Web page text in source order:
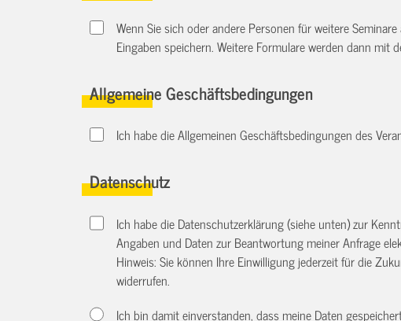
Wenn Sie sich oder andere Personen für weitere
Eingaben speichern. Weitere Formulare werden dann mit
Allgemeine Geschäftsbedingungen
Ich habe die Allgemeinen Geschäftsbedingungen des
Datenschutz
Ich habe die Datenschutzerklärung (siehe unten) zur
Angaben und Daten zur Beantwortung meiner Anfrage
Hinweis: Sie können Ihre Einwilligung jederzeit für die
widerrufen.
Ich bin damit einverstanden, dass meine Daten